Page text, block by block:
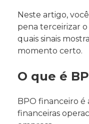
Neste artigo,
pena terceirizar
quais sinais
momento certo.
O que é
BPO financeiro é
financeiras